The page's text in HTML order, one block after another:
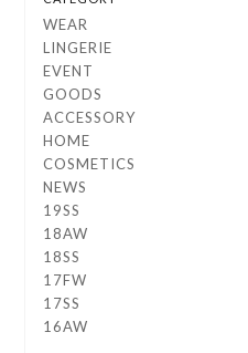
WEAR
LINGERIE
EVENT
GOODS
ACCESSORY
HOME
COSMETICS
NEWS
19SS
18AW
18SS
17FW
17SS
16AW